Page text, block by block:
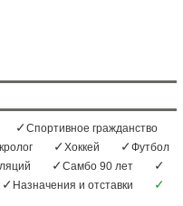
Спортивное гражданство
Хоккей
Футбол
Самбо 90 лет
Назначения и отставки